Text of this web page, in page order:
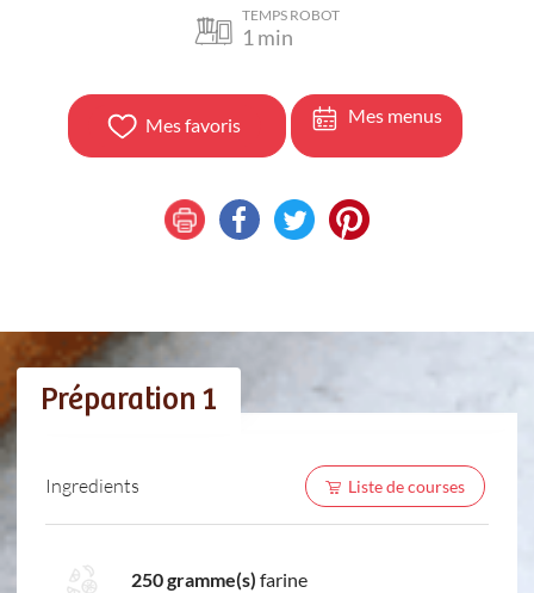
TEMPS ROBOT
1 min
Mes favoris Mes menus
Préparation 1
Ingredients Liste de courses
250 gramme(s) farine